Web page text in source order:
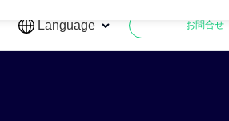
Language お問合せ